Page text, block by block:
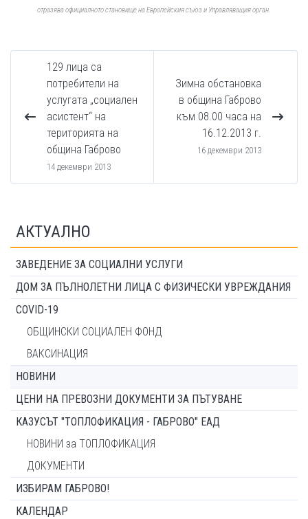
отразява официалното становище на Европейския съюз и Управляващия орган.
129 лица са
потребители на
услугата „социален
асистент“ на
територията на
община Габрово
14 декември 2013
Зимна обстановка
в община Габрово
към 08.00 часа на
16.12.2013 г.
16 декември 2013
АКТУАЛНО
ЗАВЕДЕНИЕ ЗА СОЦИАЛНИ УСЛУГИ
ДОМ ЗА ПЪЛНОЛЕТНИ ЛИЦА С ФИЗИЧЕСКИ УВРЕЖДАНИЯ
COVID-19
ОБЩИНСКИ СОЦИАЛЕН ФОНД
ВАКСИНАЦИЯ
НОВИНИ
ЦЕНИ НА ПРЕВОЗНИ ДОКУМЕНТИ ЗА ПЪТУВАНЕ
КАЗУСЪТ "ТОПЛОФИКАЦИЯ - ГАБРОВО" ЕАД
НОВИНИ за ТОПЛОФИКАЦИЯ
ДОКУМЕНТИ
ИЗБИРАМ ГАБРОВО!
КАЛЕНДАР